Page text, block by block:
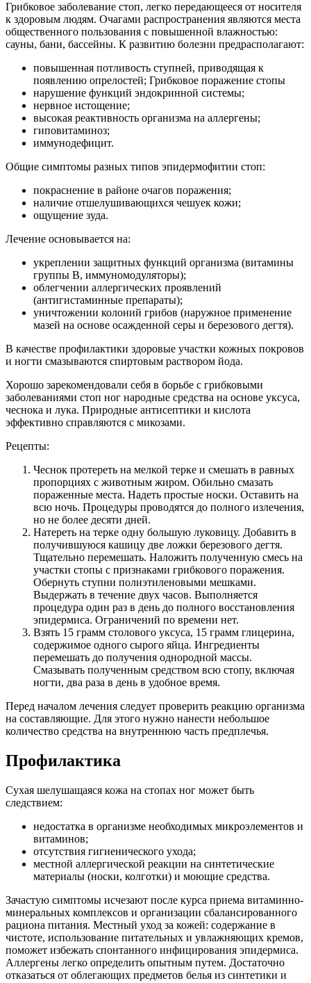
Грибковое заболевание стоп, легко передающееся от носителя
к здоровым людям. Очагами распространения являются места
общественного пользования с повышенной влажностью:
сауны, бани, бассейны. К развитию болезни предрасполагают:
повышенная потливость ступней, приводящая к
появлению опрелостей; Грибковое поражение стопы
нарушение функций эндокринной системы;
нервное истощение;
высокая реактивность организма на аллергены;
гиповитаминоз;
иммунодефицит.
Общие симптомы разных типов эпидермофитии стоп:
покраснение в районе очагов поражения;
наличие отшелушивающихся чешуек кожи;
ощущение зуда.
Лечение основывается на:
укреплении защитных функций организма (витамины
группы В, иммуномодуляторы);
облегчении аллергических проявлений
(антигистаминные препараты);
уничтожении колоний грибов (наружное применение
мазей на основе осажденной серы и березового дегтя).
В качестве профилактики здоровые участки кожных покровов
и ногти смазываются спиртовым раствором йода.
Хорошо зарекомендовали себя в борьбе с грибковыми
заболеваниями стоп ног народные средства на основе уксуса,
чеснока и лука. Природные антисептики и кислота
эффективно справляются с микозами.
Рецепты:
Чеснок протереть на мелкой терке и смешать в равных
пропорциях с животным жиром. Обильно смазать
пораженные места. Надеть простые носки. Оставить на
всю ночь. Процедуры проводятся до полного излечения,
но не более десяти дней.
Натереть на терке одну большую луковицу. Добавить в
получившуюся кашицу две ложки березового дегтя.
Тщательно перемешать. Наложить полученную смесь на
участки стопы с признаками грибкового поражения.
Обернуть ступни полиэтиленовыми мешками.
Выдержать в течение двух часов. Выполняется
процедура один раз в день до полного восстановления
эпидермиса. Ограничений по времени нет.
Взять 15 грамм столового уксуса, 15 грамм глицерина,
содержимое одного сырого яйца. Ингредиенты
перемешать до получения однородной массы.
Смазывать полученным средством всю стопу, включая
ногти, два раза в день в удобное время.
Перед началом лечения следует проверить реакцию организма
на составляющие. Для этого нужно нанести небольшое
количество средства на внутреннюю часть предплечья.
Профилактика
Сухая шелушащаяся кожа на стопах ног может быть
следствием:
недостатка в организме необходимых микроэлементов и
витаминов;
отсутствия гигиенического ухода;
местной аллергической реакции на синтетические
материалы (носки, колготки) и моющие средства.
Зачастую симптомы исчезают после курса приема витаминно-
минеральных комплексов и организации сбалансированного
рациона питания. Местный уход за кожей: содержание в
чистоте, использование питательных и увлажняющих кремов,
поможет избежать спонтанного инфицирования эпидермиса.
Аллергены легко определить опытным путем. Достаточно
отказаться от облегающих предметов белья из синтетики и